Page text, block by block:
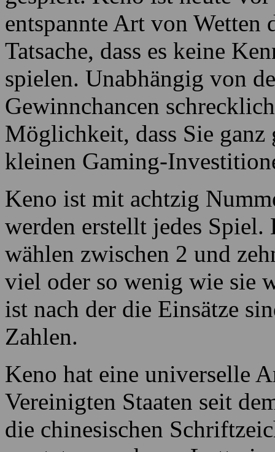
Heute ist Keno
amerikanischen
gespielt. Keno ist heute
entspannte Art von Wetten
Tatsache, dass es keine
spielen. Unabhängig von
Gewinnchancen
Möglichkeit, dass Sie
kleinen Gaming-
Keno ist mit achtzig
werden erstellt jedes
wählen zwischen 2 und
ist nach der die Einsätze
Zahlen.